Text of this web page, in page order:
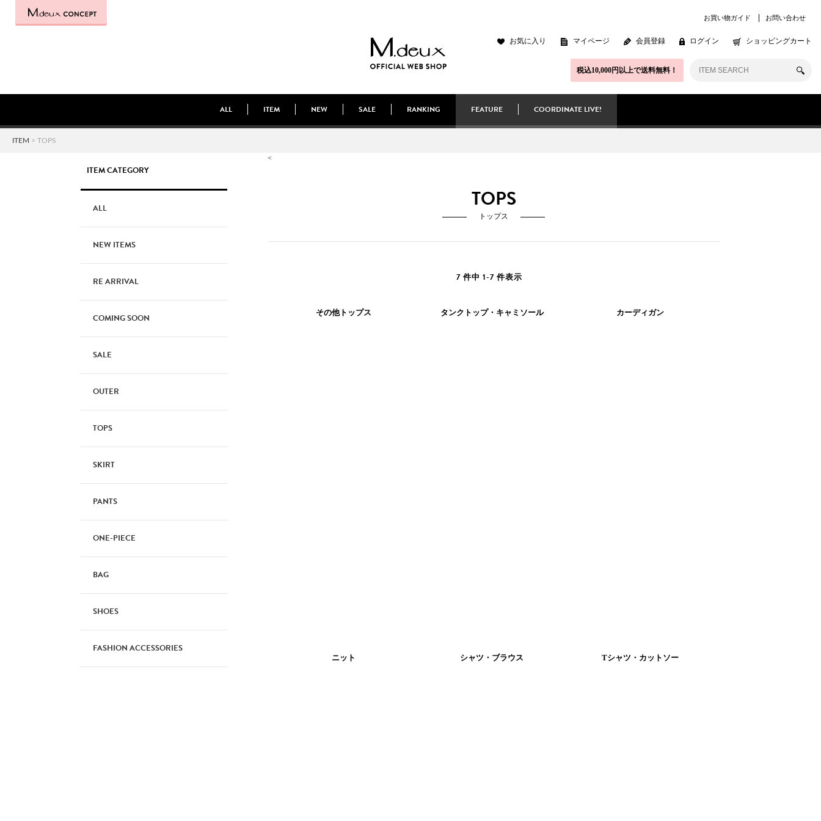
お買い物ガイド お問い合わせ
お気に入り マイページ 会員登録 ログイン ショッピングカート
税込10,000円以上で送料無料！
ALL ITEM NEW SALE RANKING FEATURE COORDINATE LIVE!
ITEM > TOPS
ITEM CATEGORY
ALL
NEW ITEMS
RE ARRIVAL
COMING SOON
SALE
OUTER
TOPS
SKIRT
PANTS
ONE-PIECE
BAG
SHOES
FASHION ACCESSORIES
<
TOPS
トップス
7 件中 1-7 件表示
その他トップス タンクトップ・キャミソール カーディガン
ニット シャツ・ブラウス Tシャツ・カットソー